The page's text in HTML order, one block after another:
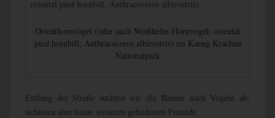
Orienthornvögel (oder auch Weißhelm-Hornvogel; oriental
pied hornbill; Anthracoceros albirostris) im Kaeng Krachan
Nationalpark
Entlang der Straße suchten wir die Bäume nach Vögeln ab,
sichteten aber keine weiteren gefiederten Freunde.